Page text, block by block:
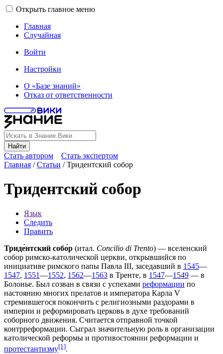
Открыть главное меню
Главная
Случайная
Войти
Настройки
О «Базе знаний»
Отказ от ответственности
Найти
Стать автором
Стать экспертом
Главная /Статьи /Тридентский собор
Тридентский собор
Язык
Следить
Править
Триде́нтский собо́р (итал. Concilio di Trento) — вселенский
собор римско-католической церкви, открывшийся по
инициативе римского папы Павла III, заседавший в 1545—
1547, 1551—1552, 1562—1563 в Тренте, в 1547—1549 — в
Болонье. Был созван в связи с успехами реформации по
настоянию многих прелатов и императора Карла V
стремившегося покончить с религиозными раздорами в
империи и реформировать церковь в духе требований
соборного движения. Считается отправной точкой
контрреформации. Сыграл значительную роль в организации
католической реформы и противостоянии реформации и
протестантизму[1].